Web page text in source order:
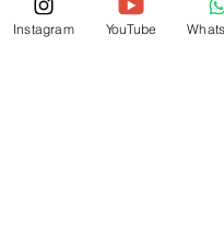
-Blade Height: 1.5mm
-Blade Pitch: 0.4mm
Instagram YouTube